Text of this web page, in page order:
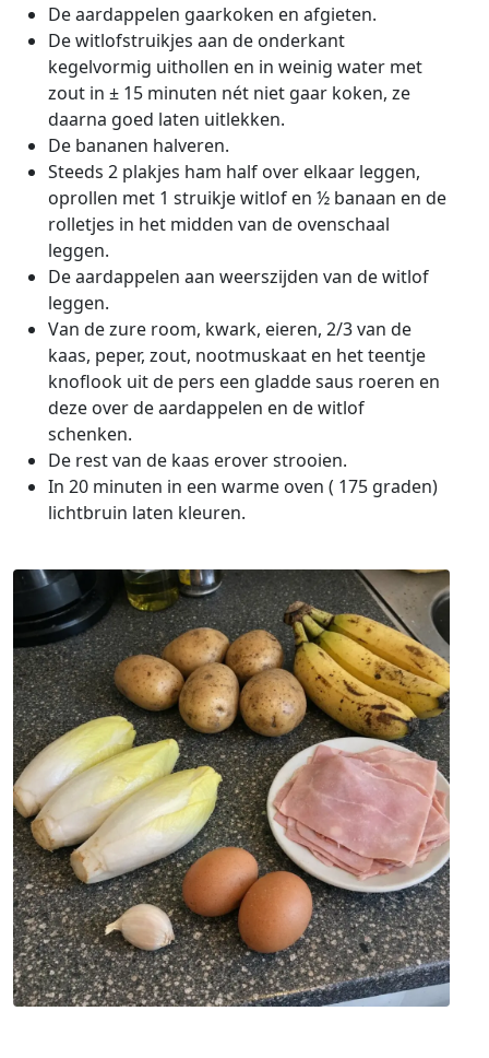
De aardappelen gaarkoken en afgieten.
De witlofstruikjes aan de onderkant
kegelvormig uithollen en in weinig water met
zout in ± 15 minuten nét niet gaar koken, ze
daarna goed laten uitlekken.
De bananen halveren.
Steeds 2 plakjes ham half over elkaar leggen,
oprollen met 1 struikje witlof en ½ banaan en de
rolletjes in het midden van de ovenschaal
leggen.
De aardappelen aan weerszijden van de witlof
leggen.
Van de zure room, kwark, eieren, 2/3 van de
kaas, peper, zout, nootmuskaat en het teentje
knoflook uit de pers een gladde saus roeren en
deze over de aardappelen en de witlof
schenken.
De rest van de kaas erover strooien.
In 20 minuten in een warme oven ( 175 graden)
lichtbruin laten kleuren.